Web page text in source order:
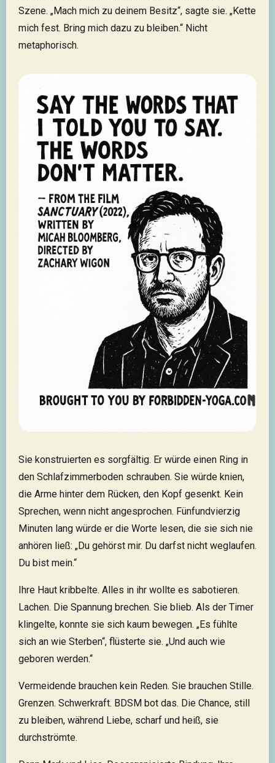
Szene. „Mach mich zu deinem Besitz“, sagte sie. „Kette
mich fest. Bring mich dazu zu bleiben.“ Nicht
metaphorisch.
Sie konstruierten es sorgfältig. Er würde einen Ring in
den Schlafzimmerboden schrauben. Sie würde knien,
die Arme hinter dem Rücken, den Kopf gesenkt. Kein
Sprechen, wenn nicht angesprochen. Fünfundvierzig
Minuten lang würde er die Worte lesen, die sie sich nie
anhören ließ: „Du gehörst mir. Du darfst nicht weglaufen.
Du bist mein.“
Ihre Haut kribbelte. Alles in ihr wollte es sabotieren.
Lachen. Die Spannung brechen. Sie blieb. Als der Timer
klingelte, konnte sie sich kaum bewegen. „Es fühlte
sich an wie Sterben“, flüsterte sie. „Und auch wie
geboren werden.“
Vermeidende brauchen kein Reden. Sie brauchen Stille.
Grenzen. Schwerkraft. BDSM bot das. Die Chance, still
zu bleiben, während Liebe, scharf und heiß, sie
durchströmte.